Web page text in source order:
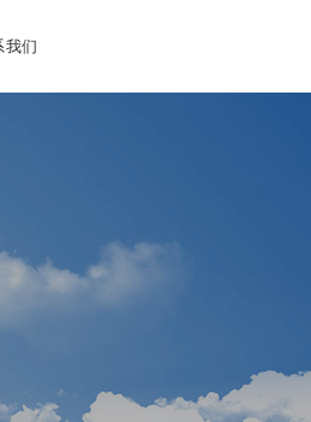
我们